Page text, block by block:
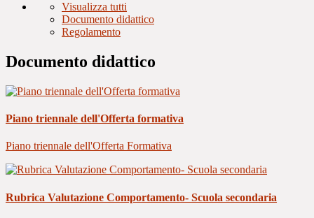
Visualizza tutti
Documento didattico
Regolamento
Documento didattico
Piano triennale dell'Offerta formativa
Piano triennale dell'Offerta Formativa
Rubrica Valutazione Comportamento- Scuola secondaria